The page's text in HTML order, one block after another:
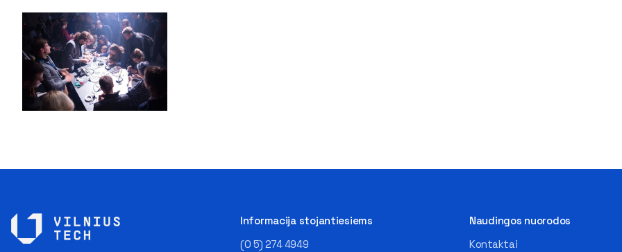
Informacija stojantiesiems
(0 5) 274 4949
Naudingos nuorodos
Kontaktai